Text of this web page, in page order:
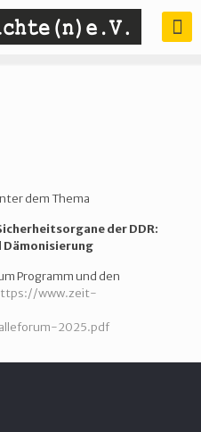
dem Thema
der DDR:
Dämonisierung
Programm und den
www.zeit-
2025.pdf